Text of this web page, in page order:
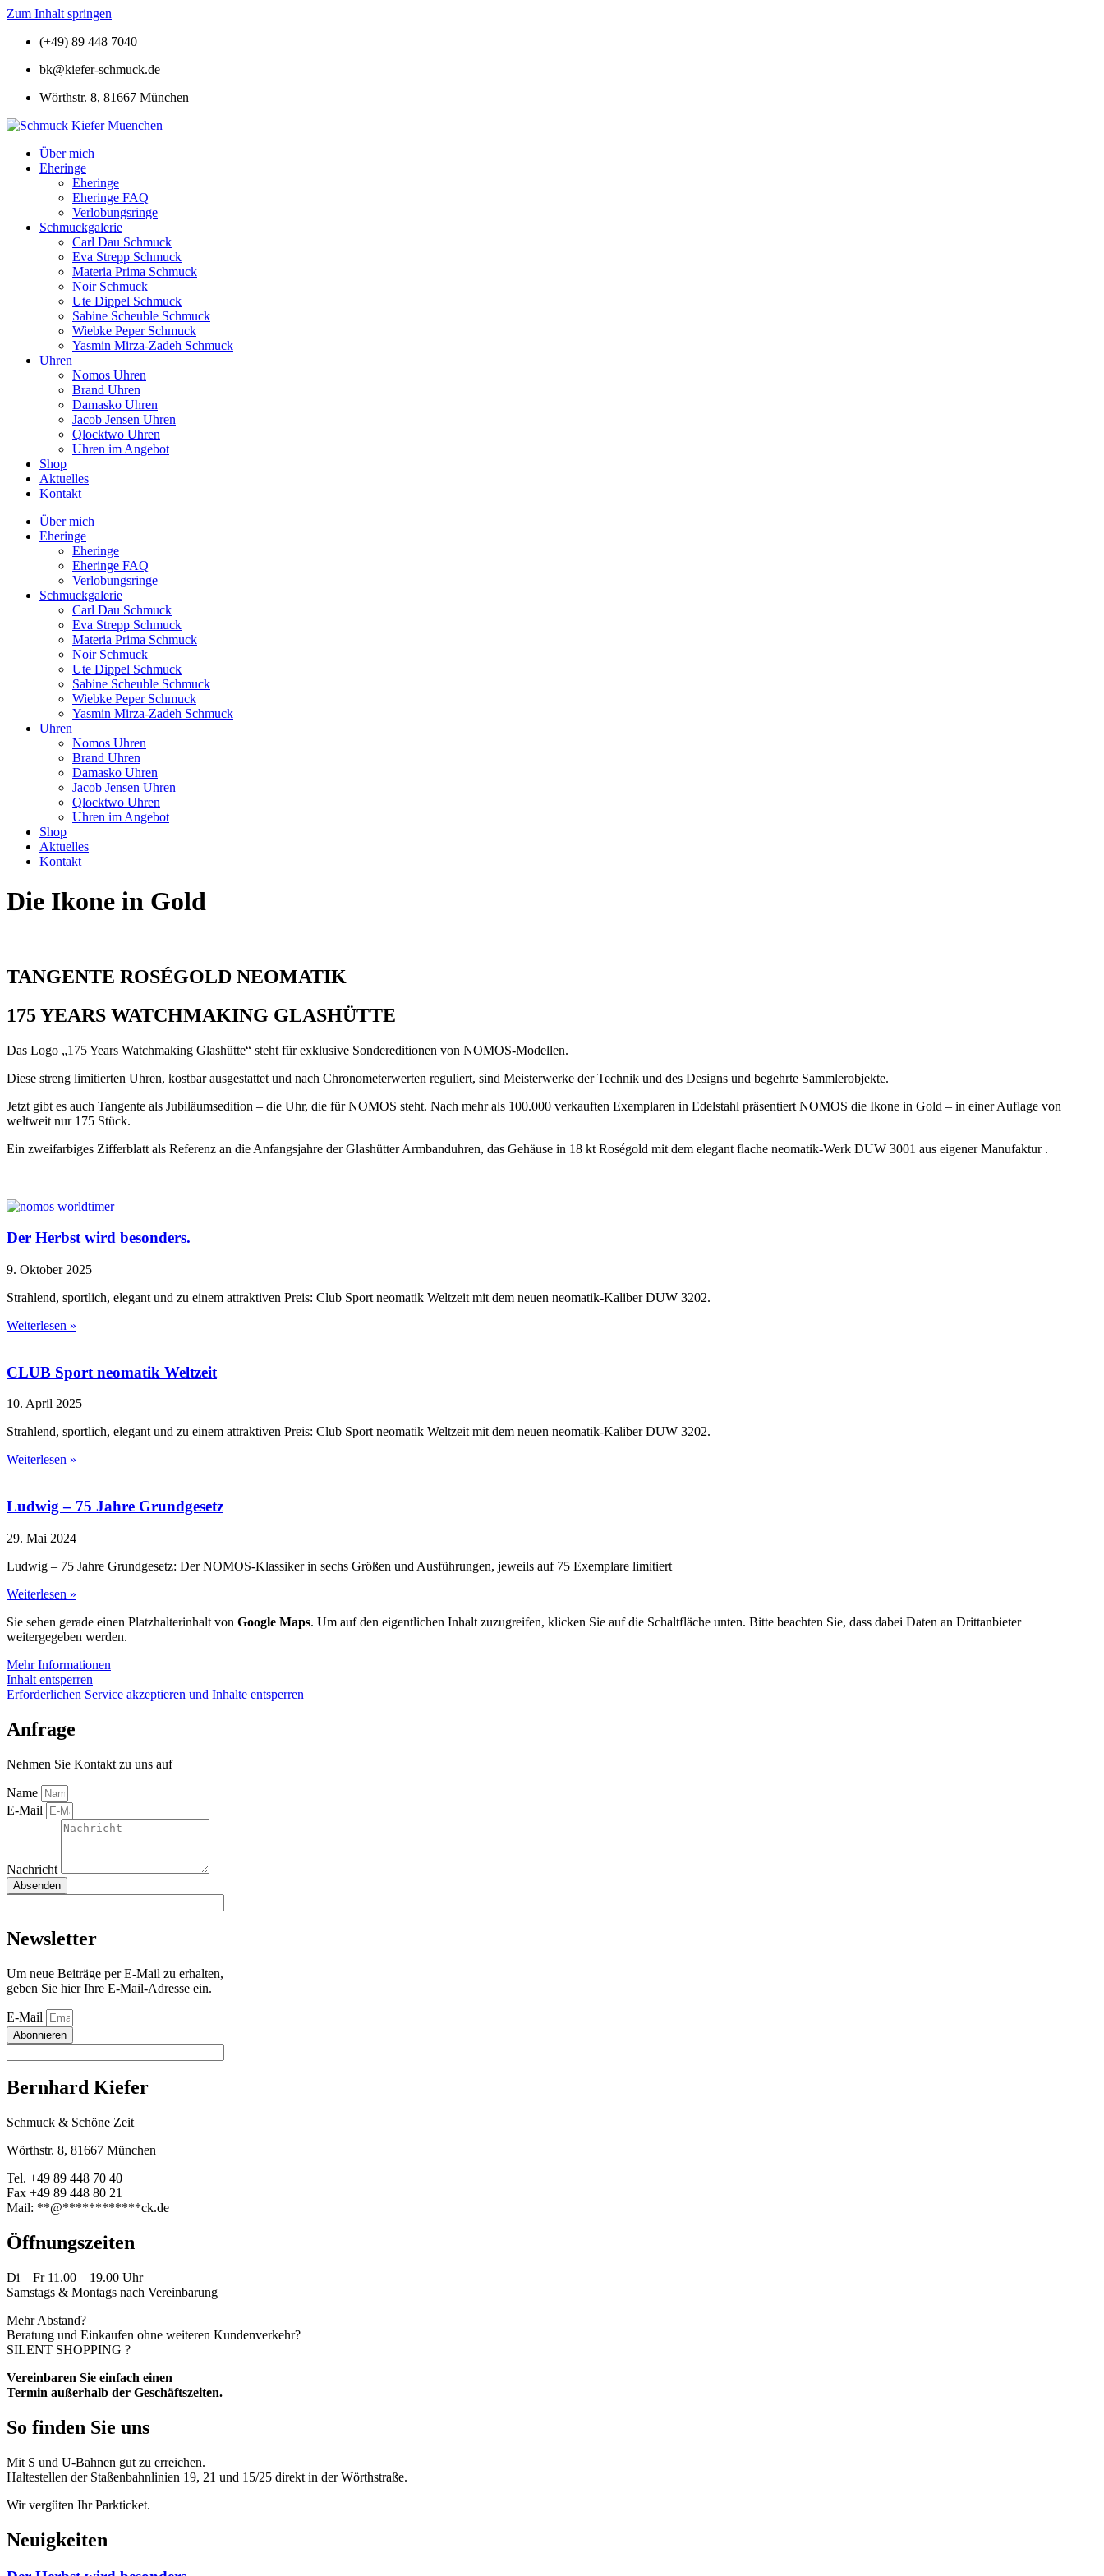
Zum Inhalt springen
(+49) 89 448 7040
bk@kiefer-schmuck.de
Wörthstr. 8, 81667 München
Über mich
Eheringe
Eheringe
Eheringe FAQ
Verlobungsringe
Schmuckgalerie
Carl Dau Schmuck
Eva Strepp Schmuck
Materia Prima Schmuck
Noir Schmuck
Ute Dippel Schmuck
Sabine Scheuble Schmuck
Wiebke Peper Schmuck
Yasmin Mirza-Zadeh Schmuck
Uhren
Nomos Uhren
Brand Uhren
Damasko Uhren
Jacob Jensen Uhren
Qlocktwo Uhren
Uhren im Angebot
Shop
Aktuelles
Kontakt
Über mich
Eheringe
Eheringe
Eheringe FAQ
Verlobungsringe
Schmuckgalerie
Carl Dau Schmuck
Eva Strepp Schmuck
Materia Prima Schmuck
Noir Schmuck
Ute Dippel Schmuck
Sabine Scheuble Schmuck
Wiebke Peper Schmuck
Yasmin Mirza-Zadeh Schmuck
Uhren
Nomos Uhren
Brand Uhren
Damasko Uhren
Jacob Jensen Uhren
Qlocktwo Uhren
Uhren im Angebot
Shop
Aktuelles
Kontakt
Die Ikone in Gold
TANGENTE ROSÉGOLD NEOMATIK
175 YEARS WATCHMAKING GLASHÜTTE
Das Logo „175 Years Watchmaking Glashütte“ steht für exklusive Sondereditionen von NOMOS-Modellen.
Diese streng limitierten Uhren, kostbar ausgestattet und nach Chronometerwerten reguliert, sind Meisterwerke der Technik und des Designs und begehrte Sammlerobjekte.
Jetzt gibt es auch Tangente als Jubiläumsedition – die Uhr, die für NOMOS steht. Nach mehr als 100.000 verkauften Exemplaren in Edelstahl präsentiert NOMOS die Ikone in Gold – in einer Auflage von
weltweit nur 175 Stück.
Ein zweifarbiges Zifferblatt als Referenz an die Anfangsjahre der Glashütter Armbanduhren, das Gehäuse in 18 kt Roségold mit dem elegant flache neomatik-Werk DUW 3001 aus eigener Manufaktur .
Der Herbst wird besonders.
9. Oktober 2025
Strahlend, sportlich, elegant und zu einem attraktiven Preis: Club Sport neomatik Weltzeit mit dem neuen neomatik-Kaliber DUW 3202.
Weiterlesen »
CLUB Sport neomatik Weltzeit
10. April 2025
Strahlend, sportlich, elegant und zu einem attraktiven Preis: Club Sport neomatik Weltzeit mit dem neuen neomatik-Kaliber DUW 3202.
Weiterlesen »
Ludwig – 75 Jahre Grundgesetz
29. Mai 2024
Ludwig – 75 Jahre Grundgesetz: Der NOMOS-Klassiker in sechs Größen und Ausführungen, jeweils auf 75 Exemplare limitiert
Weiterlesen »
Sie sehen gerade einen Platzhalterinhalt von Google Maps. Um auf den eigentlichen Inhalt zuzugreifen, klicken Sie auf die Schaltfläche unten. Bitte beachten Sie, dass dabei Daten an Drittanbieter
weitergegeben werden.
Mehr Informationen
Inhalt entsperren
Erforderlichen Service akzeptieren und Inhalte entsperren
Anfrage
Nehmen Sie Kontakt zu uns auf
Name
E-Mail
Nachricht
Absenden
Newsletter
Um neue Beiträge per E-Mail zu erhalten,
geben Sie hier Ihre E-Mail-Adresse ein.
E-Mail
Abonnieren
Bernhard Kiefer
Schmuck & Schöne Zeit
Wörthstr. 8, 81667 München
Tel. +49 89 448 70 40
Fax +49 89 448 80 21
Mail: **@************ck.de
Öffnungszeiten
Di – Fr 11.00 – 19.00 Uhr
Samstags & Montags nach Vereinbarung
Mehr Abstand?
Beratung und Einkaufen ohne weiteren Kundenverkehr?
SILENT SHOPPING ?
Vereinbaren Sie einfach einen
Termin außerhalb der Geschäftszeiten.
So finden Sie uns
Mit S und U-Bahnen gut zu erreichen.
Haltestellen der Staßenbahnlinien 19, 21 und 15/25 direkt in der Wörthstraße.
Wir vergüten Ihr Parkticket.
Neuigkeiten